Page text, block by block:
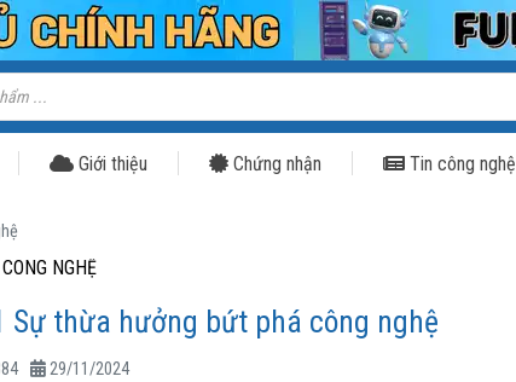
Giới thiệu Chứng nhận Tin công nghệ
CÔNG NGHỆ
Sự thừa hưởng bứt phá công nghệ
29/11/2024